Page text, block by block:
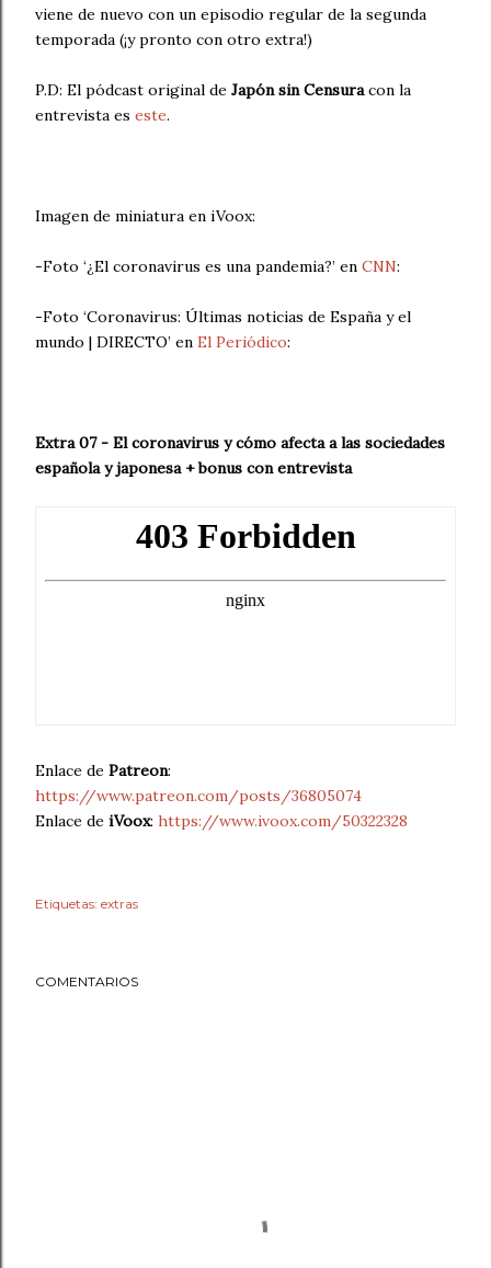
viene de nuevo con un episodio regular de la segunda
temporada (¡y pronto con otro extra!)
P.D: El pódcast original de Japón sin Censuracon la
entrevista es este.
Imagen de miniatura en iVoox:
-Foto ‘¿El coronavirus es una pandemia?’ en CNN:
-Foto ‘Coronavirus: Últimas noticias de España y el
mundo | DIRECTO’ en El Periódico:
Extra 07 - El coronavirus y cómo afecta a las sociedades
española y japonesa + bonus con entrevista
Enlace de Patreon:
https://www.patreon.com/posts/36805074
Enlace de iVoox: https://www.ivoox.com/50322328
Etiquetas: extras
COMENTARIOS